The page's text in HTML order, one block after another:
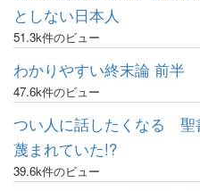
としない日本人
51.3k件のビュー
わかりやすい終末論 前半
47.6k件のビュー
つい人に話したくなる 聖
蔑まれていた!?
39.6k件のビュー